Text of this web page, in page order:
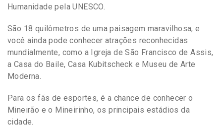
Humanidade pela UNESCO.
São 18 quilômetros de uma paisagem maravilhosa, e
você ainda pode conhecer atrações reconhecidas
mundialmente, como a Igreja de São Francisco de Assis,
a Casa do Baile, Casa Kubitscheck e Museu de Arte
Moderna.
Para os fãs de esportes, é a chance de conhecer o
Mineirão e o Mineirinho, os principais estádios da
cidade.